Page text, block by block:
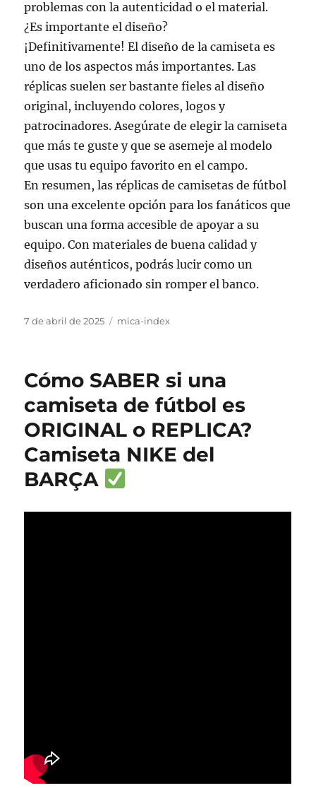
problemas con la autenticidad o el material.
¿Es importante el diseño?
¡Definitivamente! El diseño de la camiseta es
uno de los aspectos más importantes. Las
réplicas suelen ser bastante fieles al diseño
original, incluyendo colores, logos y
patrocinadores. Asegúrate de elegir la camiseta
que más te guste y que se asemeje al modelo
que usas tu equipo favorito en el campo.
En resumen, las réplicas de camisetas de fútbol
son una excelente opción para los fanáticos que
buscan una forma accesible de apoyar a su
equipo. Con materiales de buena calidad y
diseños auténticos, podrás lucir como un
verdadero aficionado sin romper el banco.
Publicado
7 de abril de 2025 Categorías
mica-index
Cómo SABER si una
camiseta de fútbol es
ORIGINAL o REPLICA?
Camiseta NIKE del
BARÇA